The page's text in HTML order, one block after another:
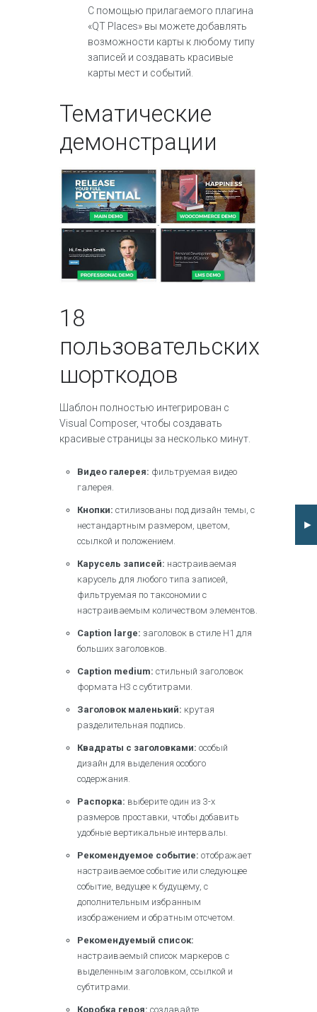
С помощью прилагаемого плагина
«QT Places» вы можете добавлять
возможности карты к любому типу
записей и создавать красивые
карты мест и событий.
Тематические
демонстрации
18
пользовательских
шорткодов
Шаблон полностью интегрирован с
Visual Composer, чтобы создавать
красивые страницы за несколько минут.
Видео галерея: фильтруемая видео
галерея.
Кнопки: стилизованы под дизайн темы, с
нестандартным размером, цветом,
ссылкой и положением.
Карусель записей: настраиваемая
карусель для любого типа записей,
фильтруемая по таксономии с
настраиваемым количеством элементов.
Caption large: заголовок в стиле H1 для
больших заголовков.
Caption medium: стильный заголовок
формата H3 с субтитрами.
Заголовок маленький: крутая
разделительная подпись.
Квадраты с заголовками: особый
дизайн для выделения особого
содержания.
Распорка: выберите один из 3-х
размеров проставки, чтобы добавить
удобные вертикальные интервалы.
Рекомендуемое событие: отображает
настраиваемое событие или следующее
событие, ведущее к будущему, с
дополнительным избранным
изображением и обратным отсчетом.
Рекомендуемый список:
настраиваемый список маркеров с
выделенным заголовком, ссылкой и
субтитрами.
Коробка героя: создавайте
►